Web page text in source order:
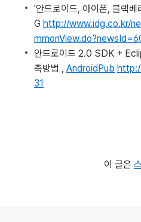
'안드로이드, 아이폰, 블랙
G http://www.idg.co.kr/
안드로이드 2.0 SDK +
축방법 , AndroidPub
31
이 글은